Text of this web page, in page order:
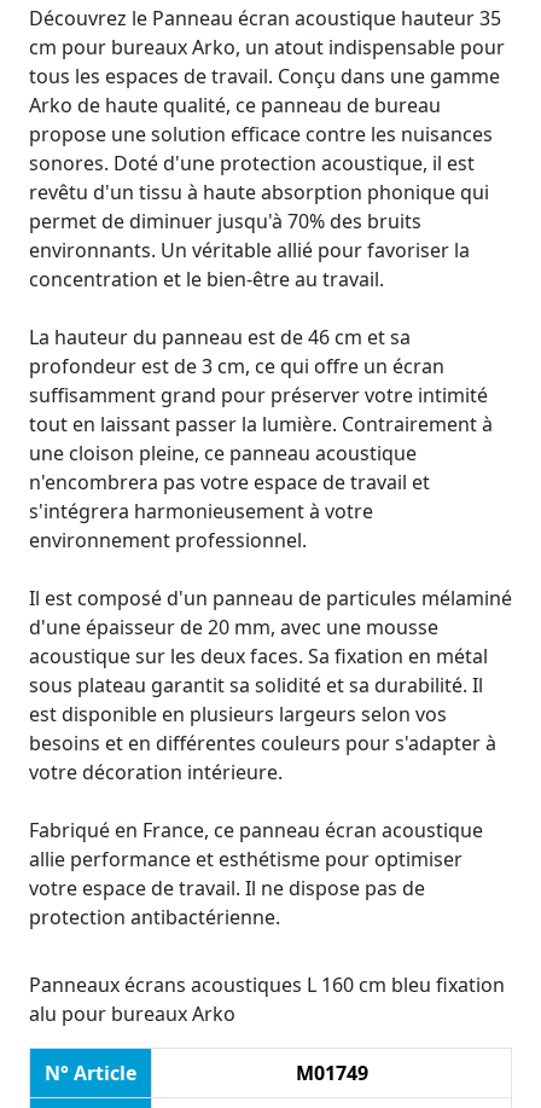
Découvrez le Panneau écran acoustique hauteur 35
cm pour bureaux Arko, un atout indispensable pour
tous les espaces de travail. Conçu dans une gamme
Arko de haute qualité, ce panneau de bureau
propose une solution efficace contre les nuisances
sonores. Doté d'une protection acoustique, il est
revêtu d'un tissu à haute absorption phonique qui
permet de diminuer jusqu'à 70% des bruits
environnants. Un véritable allié pour favoriser la
concentration et le bien-être au travail.
La hauteur du panneau est de 46 cm et sa
profondeur est de 3 cm, ce qui offre un écran
suffisamment grand pour préserver votre intimité
tout en laissant passer la lumière. Contrairement à
une cloison pleine, ce panneau acoustique
n'encombrera pas votre espace de travail et
s'intégrera harmonieusement à votre
environnement professionnel.
Il est composé d'un panneau de particules mélaminé
d'une épaisseur de 20 mm, avec une mousse
acoustique sur les deux faces. Sa fixation en métal
sous plateau garantit sa solidité et sa durabilité. Il
est disponible en plusieurs largeurs selon vos
besoins et en différentes couleurs pour s'adapter à
votre décoration intérieure.
Fabriqué en France, ce panneau écran acoustique
allie performance et esthétisme pour optimiser
votre espace de travail. Il ne dispose pas de
protection antibactérienne.
Panneaux écrans acoustiques L 160 cm bleu fixation
alu pour bureaux Arko
N° Article
M01749